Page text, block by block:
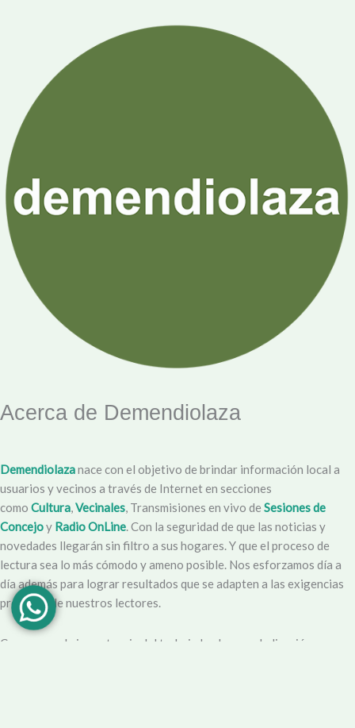
Acerca de Demendiolaza
Demendiolazanace con el objetivo de brindar información local a
usuarios y vecinos a través de Internet en secciones
como Cultura,Vecinales, Transmisiones en vivo de Sesiones de
Concejoy Radio OnLine. Con la seguridad de que las noticias y
novedades llegarán sin filtro a sus hogares. Y que el proceso de
lectura sea lo más cómodo y ameno posible. Nos esforzamos día a
día además para lograr resultados que se adapten a las exigencias
propias y de nuestros lectores.
Creemos en la importancia del trabajo hecho con dedicación,